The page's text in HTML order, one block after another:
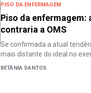
PISO DA ENFERMAGEM
Piso da enfermagem:
contraria a OMS
Se confirmada a atual
mais distante do ideal no
BETÂNIA SANTOS